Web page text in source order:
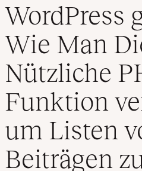
Kontakt
WordPress
Wie Man
Nützliche
Funktion
um Listen
Beiträgen